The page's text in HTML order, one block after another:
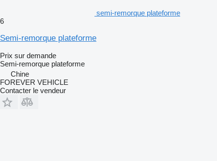
semi-remorque plateforme
6
Semi-remorque plateforme
Prix sur demande
Semi-remorque plateforme
Chine
FOREVER VEHICLE
Contacter le vendeur